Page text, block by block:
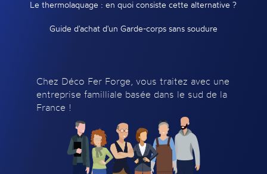
Le thermolaquage : en quoi consiste cette alternative ?
Guide d'achat d'un Garde-corps sans soudure
Chez Déco Fer Forge, vous traitez avec une
entreprise familliale basée dans le sud de la
France !